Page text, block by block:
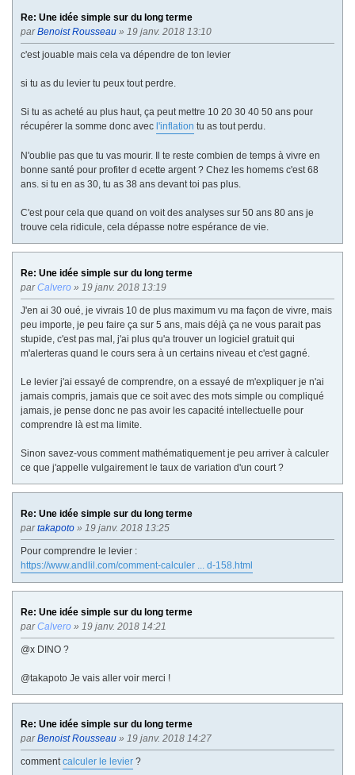
Re: Une idée simple sur du long terme
parBenoist Rousseau » 19 janv. 2018 13:10
c'est jouable mais cela va dépendre de ton levier
si tu as du levier tu peux tout perdre.
Si tu as acheté au plus haut, ça peut mettre 10 20 30 40 50 ans pour
récupérer la somme donc avec l'inflation tu as tout perdu.
N'oublie pas que tu vas mourir. Il te reste combien de temps à vivre en
bonne santé pour profiter d ecette argent ? Chez les homems c'est 68
ans. si tu en as 30, tu as 38 ans devant toi pas plus.
C'est pour cela que quand on voit des analyses sur 50 ans 80 ans je
trouve cela ridicule, cela dépasse notre espérance de vie.
Re: Une idée simple sur du long terme
parCalvero » 19 janv. 2018 13:19
J'en ai 30 oué, je vivrais 10 de plus maximum vu ma façon de vivre, mais
peu importe, je peu faire ça sur 5 ans, mais déjà ça ne vous parait pas
stupide, c'est pas mal, j'ai plus qu'a trouver un logiciel gratuit qui
m'alerteras quand le cours sera à un certains niveau et c'est gagné.
Le levier j'ai essayé de comprendre, on a essayé de m'expliquer je n'ai
jamais compris, jamais que ce soit avec des mots simple ou compliqué
jamais, je pense donc ne pas avoir les capacité intellectuelle pour
comprendre là est ma limite.
Sinon savez-vous comment mathématiquement je peu arriver à calculer
ce que j'appelle vulgairement le taux de variation d'un court ?
Re: Une idée simple sur du long terme
partakapoto » 19 janv. 2018 13:25
Pour comprendre le levier :
https://www.andlil.com/comment-calculer ... d-158.html
Re: Une idée simple sur du long terme
parCalvero » 19 janv. 2018 14:21
@x DINO ?
@takapoto Je vais aller voir merci !
Re: Une idée simple sur du long terme
parBenoist Rousseau » 19 janv. 2018 14:27
commentcalculer le levier ?